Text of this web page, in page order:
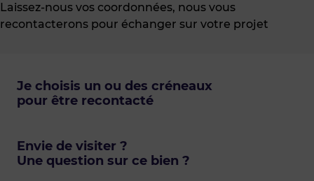
Laissez-nous vos coordonnées, nous vous
recontacterons pour échanger sur votre projet
Je choisis un ou des créneaux
pour être recontacté
Envie de visiter ?
Une question sur ce bien ?